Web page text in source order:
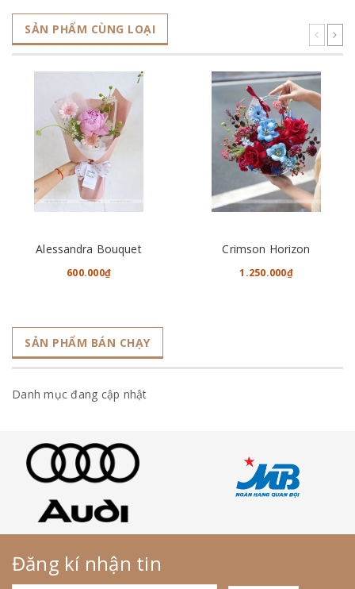
SẢN PHẨM CÙNG LOẠI
Alessandra Bouquet
600.000₫
Crimson Horizon
1.250.000₫
SẢN PHẨM BÁN CHẠY
Danh mục đang cập nhật
Đăng kí nhận tin